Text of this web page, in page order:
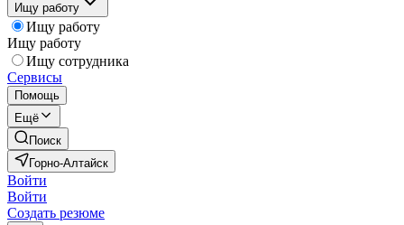
Ищу работу
Ищу работу
Ищу работу
Ищу сотрудника
Сервисы
Помощь
Ещё
Поиск
Горно-Алтайск
Войти
Войти
Создать резюме